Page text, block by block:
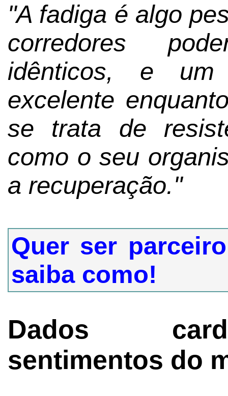
"A fadiga é algo
corredores
idênticos, e um
excelente
se trata de
como o seu
a recuperação."
Quer ser
saiba como!
Dados
sentimentos do